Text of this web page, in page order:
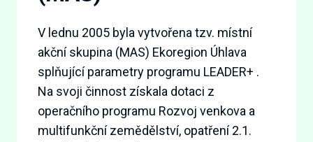
V lednu 2005 byla vytvořena tzv. místní
akční skupina (MAS) Ekoregion Úhlava
splňující parametry programu LEADER+ .
Na svoji činnost získala dotaci z
operačního programu Rozvoj venkova a
multifunkční zemědělství, opatření 2.1.